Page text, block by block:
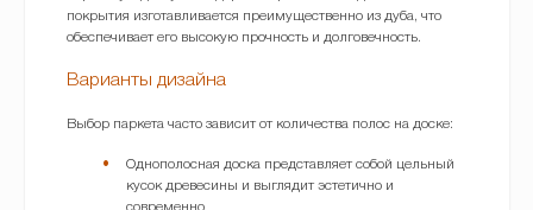
покрытия изготавливается преимущественно из дуба, что
обеспечивает его высокую прочность и долговечность.
Варианты дизайна
Выбор паркета часто зависит от количества полос на доске:
Однополосная доска представляет собой цельный
кусок древесины и выглядит эстетично и
современно